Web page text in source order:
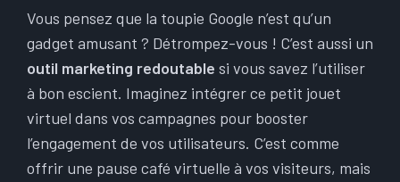
Vous pensez que la toupie Google n’est qu’un
gadget amusant ? Détrompez-vous ! C’est aussi un
outil marketing redoutable si vous savez l’utiliser
à bon escient. Imaginez intégrer ce petit jouet
virtuel dans vos campagnes pour booster
l’engagement de vos utilisateurs. C’est comme
offrir une pause café virtuelle à vos visiteurs, mais